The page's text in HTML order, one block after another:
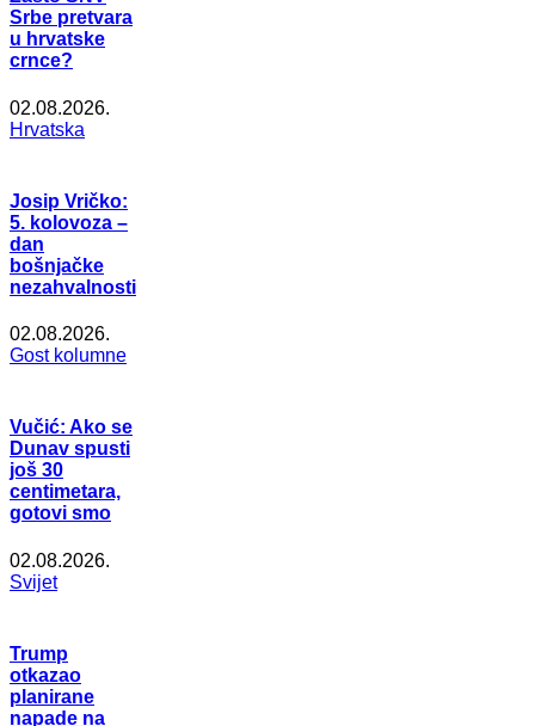
Srbe pretvara
u hrvatske
crnce?
02.08.2026.
Hrvatska
Josip Vričko:
5. kolovoza –
dan
bošnjačke
nezahvalnosti
02.08.2026.
Gost kolumne
Vučić: Ako se
Dunav spusti
još 30
centimetara,
gotovi smo
02.08.2026.
Svijet
Trump
otkazao
planirane
napade na